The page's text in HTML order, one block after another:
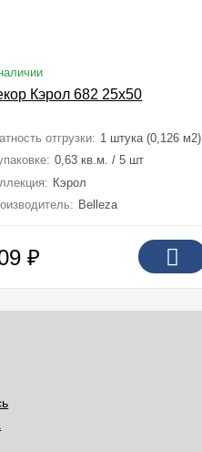
Кэрол 682 25x50
отгрузки: 1 штука (0,126 м2)
0,63 кв.м. / 5 шт
Кэрол
Belleza
₽